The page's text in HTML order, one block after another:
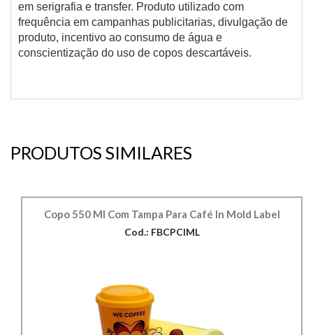
em serigrafia e transfer. Produto utilizado com
frequência em campanhas publicitarias, divulgação de
produto, incentivo ao consumo de água e
conscientização do uso de copos descartáveis.
PRODUTOS SIMILARES
Copo 550 Ml Com Tampa Para Café In Mold Label
Cod.: FBCPCIML